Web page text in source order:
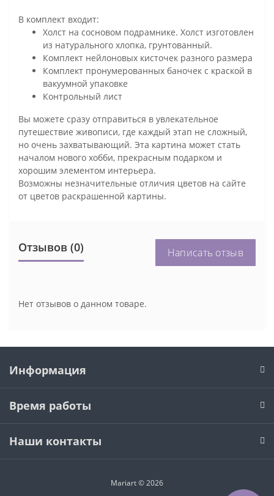
В комплект входит:
Холст на сосновом подрамнике. Холст изготовлен
из натурального хлопка, грунтованный.
Комплект нейлоновых кисточек разного размера
Комплект пронумерованных баночек с краской в
вакуумной упаковке
Контрольный лист
Вы можете сразу отправиться в увлекательное
путешествие живописи, где каждый этап не сложный,
но очень захватывающий. Эта картина может стать
началом нового хобби, прекрасным подарком и
хорошим элементом интерьера.
Возможны незначительные отличия цветов на сайте
от цветов раскрашенной картины.
Отзывов (0) Написать отзыв
Нет отзывов о данном товаре.
Информация
Время работы
Наши контакты
Mariart © 2026